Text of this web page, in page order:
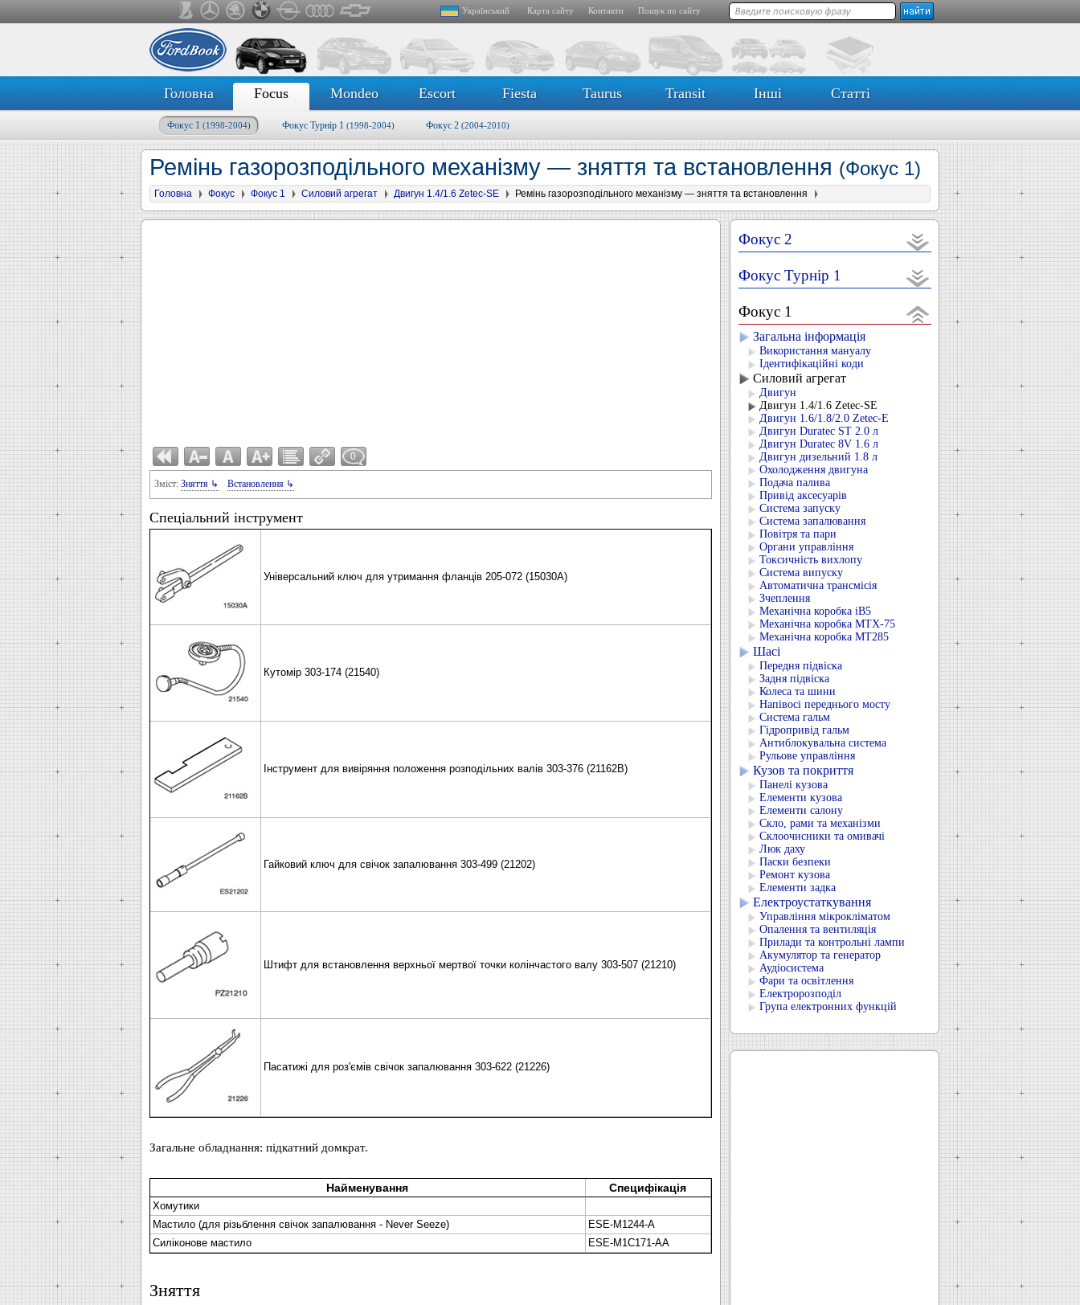
Український Карта сайту Контакти Пошук по сайту
Головна Focus Mondeo Escort Fiesta Taurus Transit Інші Статті
Фокус 1 (1998-2004) Фокус Турнір 1 (1998-2004) Фокус 2 (2004-2010)
Ремінь газорозподільного механізму — зняття та встановлення (Фокус 1)
Головна Фокус Фокус 1 Силовий агрегат Двигун 1.4/1.6 Zetec-SE Ремінь газорозподільного механізму — зняття та встановлення
0
Зміст: Зняття ↳ Встановлення ↳
Спеціальний інструмент
Універсальний ключ для утримання фланців 205-072 (15030А)
Кутомір 303-174 (21540)
Інструмент для вивіряння положення розподільних валів 303-376 (21162В)
Гайковий ключ для свічок запалювання 303-499 (21202)
Штифт для встановлення верхньої мертвої точки колінчастого валу 303-507 (21210)
Пасатижі для роз'ємів свічок запалювання 303-622 (21226)
Загальне обладнання: підкатний домкрат.
Найменування Специфікація
Хомутики
Мастило (для різьблення свічок запалювання - Never Seeze)
ESE-M1244-A
Силіконове мастило
ESE-M1C171-AA
Зняття
Фокус 2
Фокус Турнір 1
Фокус 1
Загальна інформація
Використання мануалу
Ідентифікаційні коди
Силовий агрегат
Двигун
Двигун 1.4/1.6 Zetec-SE
Двигун 1.6/1.8/2.0 Zetec-E
Двигун Duratec ST 2.0 л
Двигун Duratec 8V 1.6 л
Двигун дизельний 1.8 л
Охолодження двигуна
Подача палива
Привід аксесуарів
Система запуску
Система запалювання
Повітря та пари
Органи управління
Токсичність вихлопу
Система випуску
Автоматична трансмісія
Зчеплення
Механічна коробка iB5
Механічна коробка MTX-75
Механічна коробка MT285
Шасі
Передня підвіска
Задня підвіска
Колеса та шини
Напівосі переднього мосту
Система гальм
Гідропривід гальм
Антиблокувальна система
Рульове управління
Кузов та покриття
Панелі кузова
Елементи кузова
Елементи салону
Скло, рами та механізми
Склоочисники та омивачі
Люк даху
Паски безпеки
Ремонт кузова
Елементи задка
Електроустаткування
Управління мікрокліматом
Опалення та вентиляція
Прилади та контрольні лампи
Акумулятор та генератор
Аудіосистема
Фари та освітлення
Електророзподіл
Група електронних функцій